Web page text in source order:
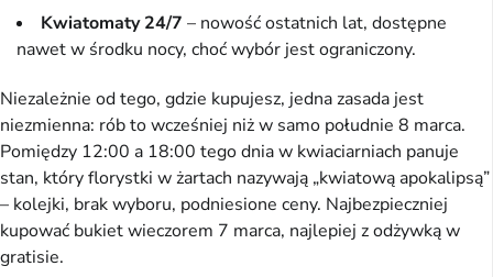
Kwiatomaty 24/7 – nowość ostatnich lat, dostępne
nawet w środku nocy, choć wybór jest ograniczony.
Niezależnie od tego, gdzie kupujesz, jedna zasada jest
niezmienna: rób to wcześniej niż w samo południe 8 marca.
Pomiędzy 12:00 a 18:00 tego dnia w kwiaciarniach panuje
stan, który florystki w żartach nazywają „kwiatową apokalipsą”
– kolejki, brak wyboru, podniesione ceny. Najbezpieczniej
kupować bukiet wieczorem 7 marca, najlepiej z odżywką w
gratisie.